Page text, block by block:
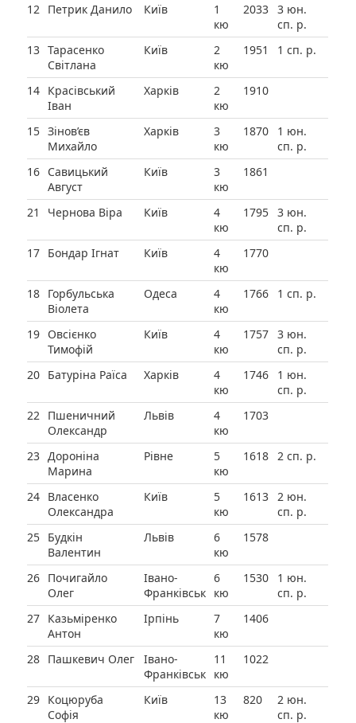
12 Петрик Данило Київ
1
кю
2033 3 юн.
сп. р.
13 Тарасенко
Світлана
Київ
2
кю
1951 1 сп. р.
14 Красівський
Іван
Харків
2
кю
1910
15 Зінов’єв
Михайло
Харків
3
кю
1870
1 юн.
сп. р.
16 Савицький
Август
Київ
3
кю
1861
21 Чернова Віра Київ
4
кю
1795 3 юн.
сп. р.
17 Бондар Ігнат Київ
4
кю
1770
18 Горбульська
Віолета
Одеса
4
кю
1766 1 сп. р.
19 Овсієнко
Тимофій
Київ
4
кю
1757 3 юн.
сп. р.
20 Батуріна Раїса Харків
4
кю
1746
1 юн.
сп. р.
22 Пшеничний
Олександр
Львів
4
кю
1703
23 Дороніна
Марина
Рівне
5
кю
1618 2 сп. р.
24 Власенко
Олександра
Київ
5
кю
1613 2 юн.
сп. р.
25 Будкін
Валентин
Львів
6
кю
1578
26 Почигайло
Олег
Івано-
Франківськ
6
кю
1530
1 юн.
сп. р.
27 Казьміренко
Антон
Ірпінь
7
кю
1406
28 Пашкевич Олег
Івано-
Франківськ
11
кю
1022
29 Коцюруба
Софія
Київ
13
кю
820
2 юн.
сп. р.